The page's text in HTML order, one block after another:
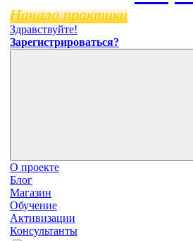
Начало практики
Здравствуйте!
Зарегистрироваться?
О проекте
Блог
Магазин
Обучение
Активизации
Консультанты